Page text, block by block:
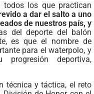
los que practican
a dar el salto a uno
de nuestros país, y
del deporte del balón
es que el nombre de
para el waterpolo, y
deportiva,
técnica y táctica, el reto